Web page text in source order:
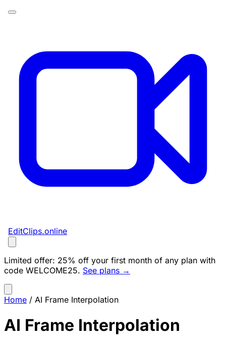
EditClips.online
Limited offer: 25% off your first month of any plan with
code WELCOME25. See plans →
Home / AI Frame Interpolation
AI Frame Interpolation